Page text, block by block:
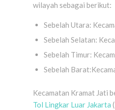
wilayah sebagai berikut:
Sebelah Utara:
Sebelah Selatan:
Sebelah Timur:
Sebelah
Kecamatan Kramat Jati
Tol Lingkar Luar Jakarta